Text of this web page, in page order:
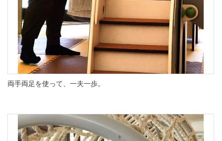
両手両足を使って、一夫一歩。